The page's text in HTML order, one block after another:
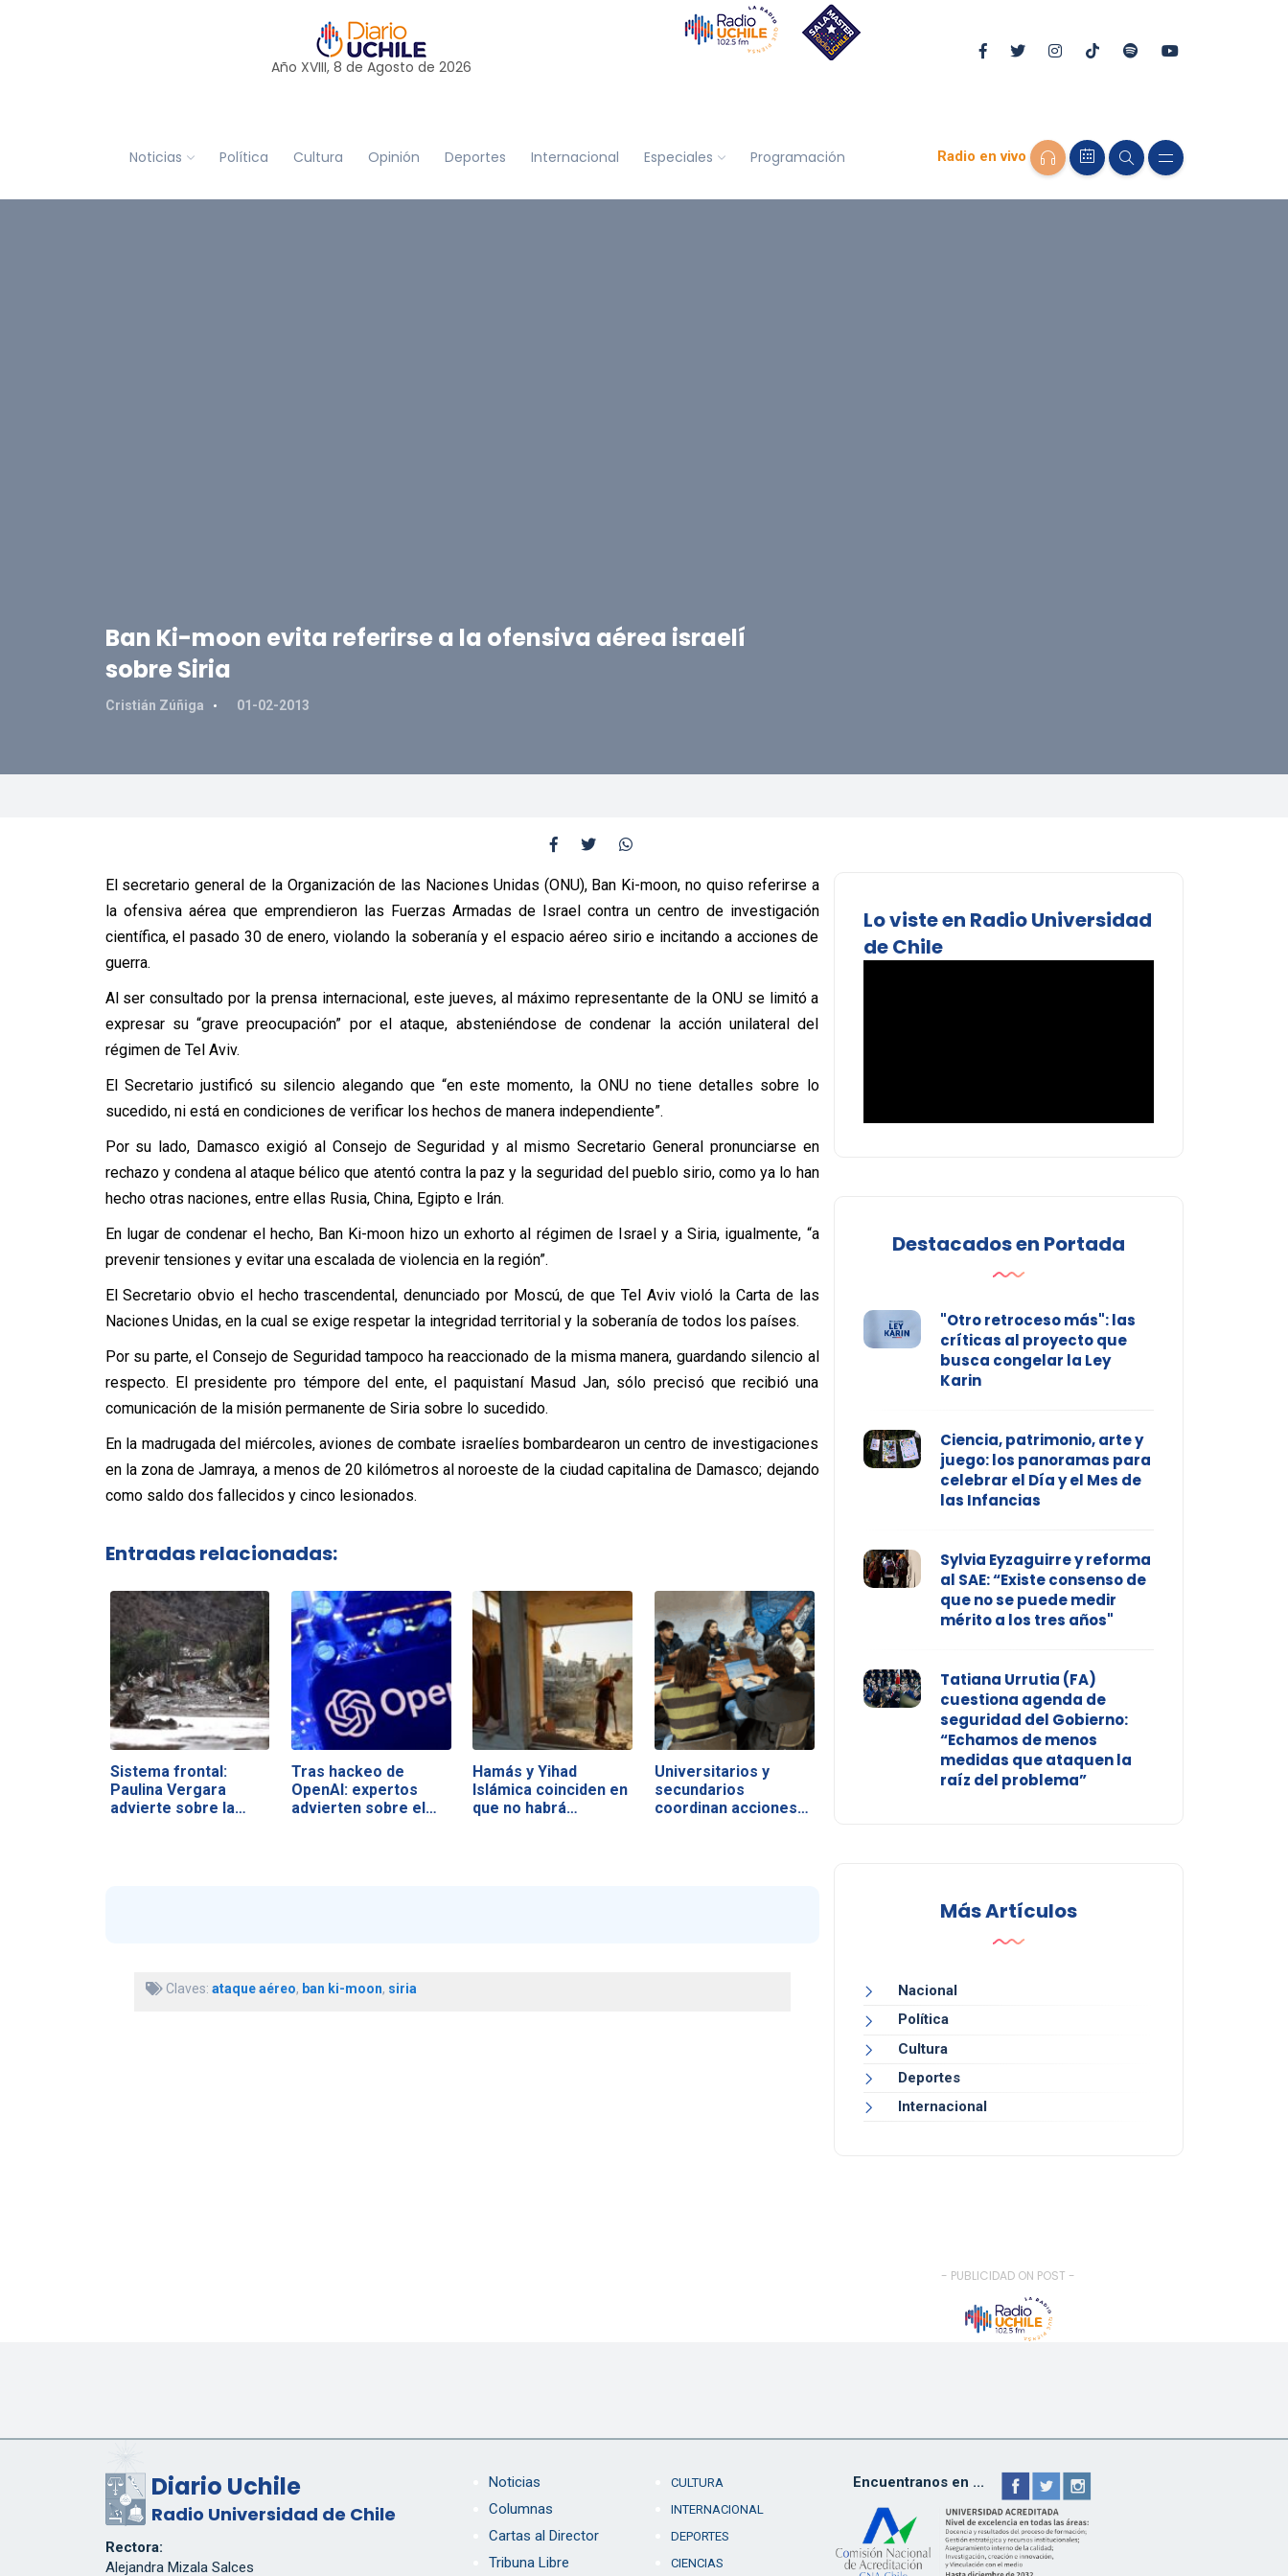
Año XVIII, 8 de Agosto de 2026
Noticias Política Cultura Opinión Deportes Internacional Especiales Programación Radio en vivo
Ban Ki-moon evita referirse a la ofensiva aérea israelí
sobre Siria
Cristián Zúñiga 01-02-2013
El secretario general de la Organización de las Naciones Unidas (ONU), Ban Ki-moon, no quiso referirse a
la ofensiva aérea que emprendieron las Fuerzas Armadas de Israel contra un centro de investigación
científica, el pasado 30 de enero, violando la soberanía y el espacio aéreo sirio e incitando a acciones de
guerra.
Al ser consultado por la prensa internacional, este jueves, al máximo representante de la ONU se limitó a
expresar su “grave preocupación” por el ataque, absteniéndose de condenar la acción unilateral del
régimen de Tel Aviv.
El Secretario justificó su silencio alegando que “en este momento, la ONU no tiene detalles sobre lo
sucedido, ni está en condiciones de verificar los hechos de manera independiente”.
Por su lado, Damasco exigió al Consejo de Seguridad y al mismo Secretario General pronunciarse en
rechazo y condena al ataque bélico que atentó contra la paz y la seguridad del pueblo sirio, como ya lo han
hecho otras naciones, entre ellas Rusia, China, Egipto e Irán.
En lugar de condenar el hecho, Ban Ki-moon hizo un exhorto al régimen de Israel y a Siria, igualmente, “a
prevenir tensiones y evitar una escalada de violencia en la región”.
El Secretario obvio el hecho trascendental, denunciado por Moscú, de que Tel Aviv violó la Carta de las
Naciones Unidas, en la cual se exige respetar la integridad territorial y la soberanía de todos los países.
Por su parte, el Consejo de Seguridad tampoco ha reaccionado de la misma manera, guardando silencio al
respecto. El presidente pro témpore del ente, el paquistaní Masud Jan, sólo precisó que recibió una
comunicación de la misión permanente de Siria sobre lo sucedido.
En la madrugada del miércoles, aviones de combate israelíes bombardearon un centro de investigaciones
en la zona de Jamraya, a menos de 20 kilómetros al noroeste de la ciudad capitalina de Damasco; dejando
como saldo dos fallecidos y cinco lesionados.
Entradas relacionadas:
Sistema frontal:
Paulina Vergara
advierte sobre la…
Tras hackeo de
OpenAI: expertos
advierten sobre el…
Hamás y Yihad
Islámica coinciden en
que no habrá…
Universitarios y
secundarios
coordinan acciones…
Claves: ataque aéreo, ban ki-moon, siria
Lo viste en Radio Universidad
de Chile
Destacados en Portada
"Otro retroceso más": las
críticas al proyecto que
busca congelar la Ley
Karin
Ciencia, patrimonio, arte y
juego: los panoramas para
celebrar el Día y el Mes de
las Infancias
Sylvia Eyzaguirre y reforma
al SAE: “Existe consenso de
que no se puede medir
mérito a los tres años"
Tatiana Urrutia (FA)
cuestiona agenda de
seguridad del Gobierno:
“Echamos de menos
medidas que ataquen la
raíz del problema”
Más Artículos
Nacional
Política
Cultura
Deportes
Internacional
- PUBLICIDAD ON POST -
Diario Uchile
Radio Universidad de Chile
Rectora:
Alejandra Mizala Salces
Noticias
Columnas
Cartas al Director
Tribuna Libre
CULTURA
INTERNACIONAL
DEPORTES
CIENCIAS
Encuentranos en ...